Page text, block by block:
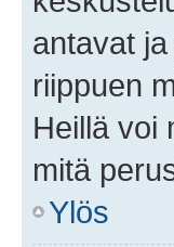
antavat
riippuen
Heillä voi
mitä
Ylös